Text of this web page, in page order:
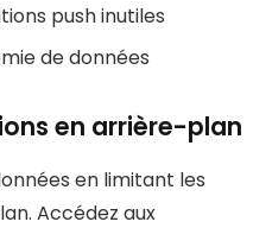
push inutiles
de données
en arrière-plan
en limitant les
Accédez aux